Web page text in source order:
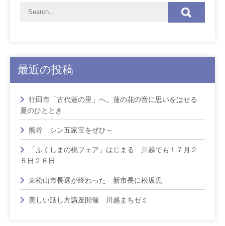
最近の投稿
行田市「古代蓮の里」へ。蓮の花の音に思いをはせる
夏のひととき
熊谷 シン五家宝をぜひ～
「ふくしまの桃フェア」はじまる 川越でも！７月２
５日２６日
東松山市長選が終わった 新市長に松坂氏
美しい話し方講座開催 川越まちゼミ